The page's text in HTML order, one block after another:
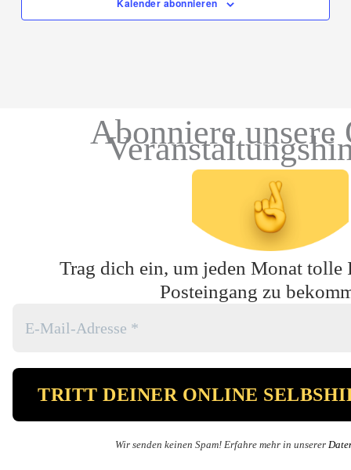
Kalender abonnieren
Abonniere unsere
Trag dich ein, um jeden Monat tolle
Posteingang zu
Wir senden keinen Spam! Erfahre mehr in unserer